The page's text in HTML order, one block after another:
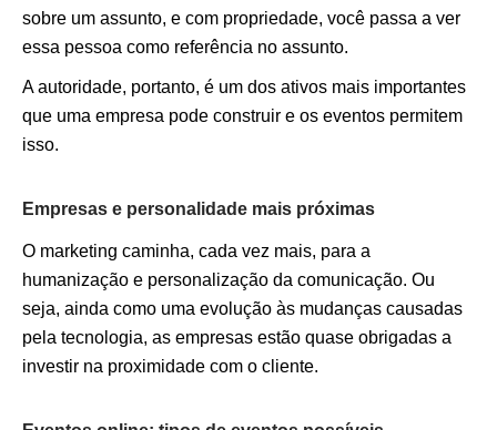
sobre um assunto, e com propriedade, você passa a ver
essa pessoa como referência no assunto.
A autoridade, portanto, é um dos ativos mais importantes
que uma empresa pode construir e os eventos permitem
isso.
Empresas e personalidade mais próximas
O marketing caminha, cada vez mais, para a
humanização e personalização da comunicação. Ou
seja, ainda como uma evolução às mudanças causadas
pela tecnologia, as empresas estão quase obrigadas a
investir na proximidade com o cliente.